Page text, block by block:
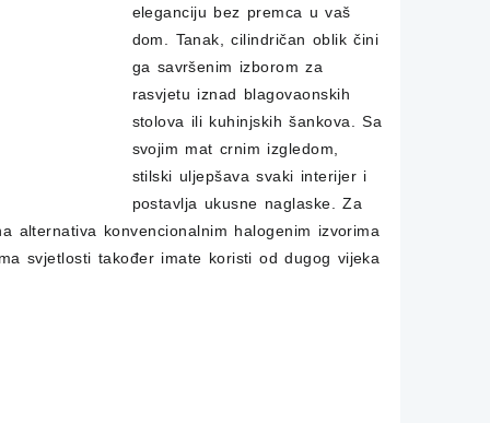
eleganciju bez premca u vaš
dom.
Tanak, cilindričan oblik čini
ga savršenim izborom za
rasvjetu iznad blagovaonskih
stolova ili kuhinjskih šankova.
Sa
svojim mat crnim izgledom,
stilski uljepšava svaki interijer i
postavlja ukusne naglaske.
Za
alternativa konvencionalnim halogenim izvorima
svjetlosti također imate koristi od dugog vijeka